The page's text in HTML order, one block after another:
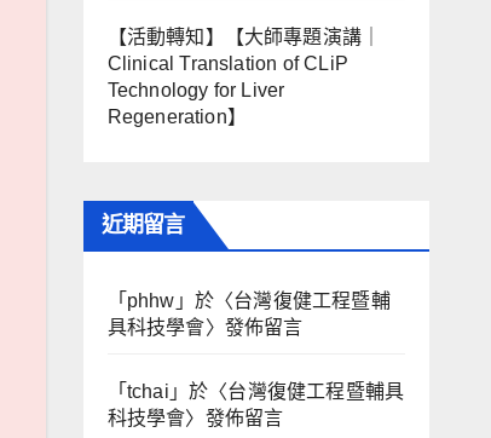
【活動轉知】【大師專題演講｜
Clinical Translation of CLiP
Technology for Liver
Regeneration】
近期留言
「 phhw 」於〈台灣復健工程暨輔
具科技學會〉發佈留言
「 tchai 」於〈台灣復健工程暨輔具
科技學會〉發佈留言